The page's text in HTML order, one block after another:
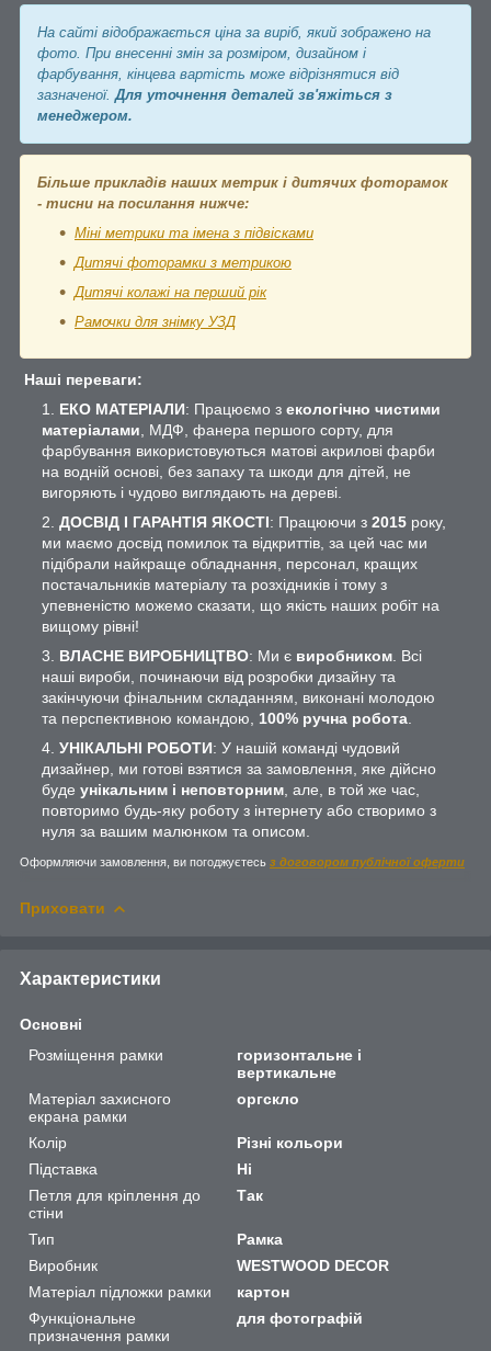
На сайті відображається ціна за виріб, який зображено на
фото. При внесенні змін за розміром, дизайном і
фарбування, кінцева вартість може відрізнятися від
зазначеної. Для уточнення деталей зв'яжіться з
менеджером.
Більше прикладів наших метрик і дитячих фоторамок
- тисни на посилання нижче:
Міні метрики та імена з підвісками
Дитячі фоторамки з метрикою
Дитячі колажі на перший рік
Рамочки для знімку УЗД
Наші переваги:
ЕКО МАТЕРІАЛИ: Працюємо з екологічно чистими
матеріалами , МДФ, фанера першого сорту, для
фарбування використовуються матові акрилові фарби
на водній основі, без запаху та шкоди для дітей, не
вигоряють і чудово виглядають на дереві.
ДОСВІД І ГАРАНТІЯ ЯКОСТІ: Працюючи з 2015 року,
ми маємо досвід помилок та відкриттів, за цей час ми
підібрали найкраще обладнання, персонал, кращих
постачальників матеріалу та розхідників і тому з
упевненістю можемо сказати, що якість наших робіт на
вищому рівні!
ВЛАСНЕ ВИРОБНИЦТВО: Ми є виробником . Всі
наші вироби, починаючи від розробки дизайну та
закінчуючи фінальним складанням, виконані молодою
та перспективною командою, 100% ручна робота
УНІКАЛЬНІ РОБОТИ: У нашій команді чудовий
дизайнер, ми готові взятися за замовлення, яке дійсно
буде унікальним і неповторним , але, в той же час,
повторимо будь-яку роботу з інтернету або створимо з
нуля за вашим малюнком та описом.
Оформляючи замовлення, ви погоджуєтесь з договором публічної оферти
Приховати
Характеристики
Основні
Розміщення рамки
горизонтальне і
вертикальне
Матеріал захисного
екрана рамки
оргскло
Колір
Різні кольори
Підставка
Ні
Петля для кріплення до
стіни
Так
Тип
Рамка
Виробник
WESTWOOD DECOR
Матеріал підложки рамки
картон
Функціональне
призначення рамки
для фотографій